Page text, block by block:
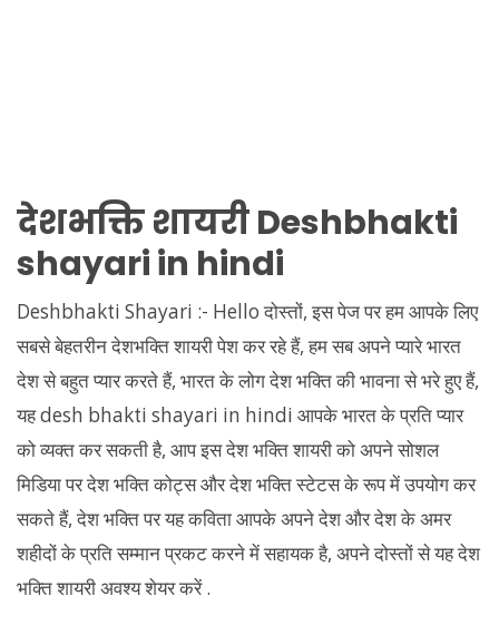
देशभक्ति शायरी Deshbhakti
shayari in hindi
Deshbhakti Shayari :- Hello दोस्तों, इस पेज पर हम आपके लिए
सबसे बेहतरीन देशभक्ति शायरी पेश कर रहे हैं, हम सब अपने प्यारे भारत
देश से बहुत प्यार करते हैं, भारत के लोग देश भक्ति की भावना से भरे हुए हैं,
यह desh bhakti shayari in hindi आपके भारत के प्रति प्यार
को व्यक्त कर सकती है, आप इस देश भक्ति शायरी को अपने सोशल
मिडिया पर देश भक्ति कोट्स और देश भक्ति स्टेटस के रूप में उपयोग कर
सकते हैं, देश भक्ति पर यह कविता आपके अपने देश और देश के अमर
शहीदों के प्रति सम्मान प्रकट करने में सहायक है, अपने दोस्तों से यह देश
भक्ति शायरी अवश्य शेयर करें .